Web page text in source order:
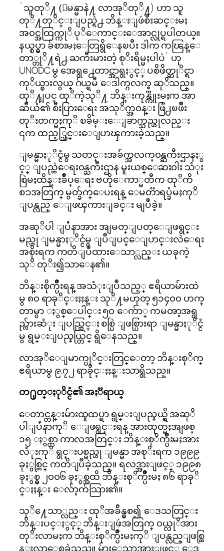
`သူတုိ႔ (ျမန္မာနဲ႔ လာအုိတုိ႔) ဟာ သူ
တုိ႔တုိင္းျပည္ရဲ႕ ဘိန္းျဖဴစီးဆင္းမႈ
အ၀င္အထြက္ကုိ ပုိေကာင္းေအာင္လုပ္ရပါတယ္။
နယ္စပ္မွာ ခ်စားမႈေတြရွိေနၿပီး ဒါက ကၽြန္ေ
တာ္တုိ႔ရဲ႕ ႀကီးမားတဲ့ စုိးရိမ္မႈပါပဲ´ ဟု
UNODC မွ အေရွ႕ေတာင္အာရွႏွင့္ ပစိဖိတ္ဆုိင္ရာ
ကုိယ္စားလွယ္ ဂ်ယ္ရမီ ေဒါက္ဂလက္စ္က ဆုိသည္။
ထုိ႔ျပင္ ထုိကဲ့သုိ႔ ဘိန္းကုန္ကူးမႈက အာ
ဆီယံ၏ စီးပြားေရး အသုိက္အ၀န္း ဖြံ႕ၿဖိဳး
တုိးတက္မႈကုိ ၿခိမ္းေျခာက္သည္ဟုလည္း
၎က ထည့္သြင္းေျပာၾကားခဲ့သည္။
ျမန္မာႏုိင္ငံမွ သတင္းအခ်က္အလက္၀န္ႀကီးဌာနႏွ
င့္ ျပည္ထဲေရး၀န္ႀကီးဌာန မူးယစ္ေဆး၀ါး သံုး
စြဲမႈထိန္းခ်ဳပ္ေရး ဗဟိုေကာ္မတီက ထုိကိ
စၥအတြက္ မွတ္ခ်က္ေပးရန္ ေမတၱာရပ္ခံမႈကုိ
ျပန္လည္ ေျဖၾကားျခင္း မျပဳခဲ့။
အဆုိပါ ျပႆနာအား အျမတ္ျပတ္ေျဖရွင္း
မည္ဟု ျမန္မာႏုိင္ငံမွ ျပဳျပင္ေျပာင္းလဲေရး
အစိုးရက ကတိျပဳထားေသာ္လည္း ယခုကဲ့
သုိ တုိး၍သာေန၏။
ဘိန္းစိုက္ပ်ိဳးရန္ အသံုးျပဳသည့္ ဧရိယာမ်ားထဲ
မွ ၈၀ ရာခုိင္းႏႈန္း သုိ႔မဟုတ္ ၅၁၄၀၀ ဟက္
တာမွာ ႏွစ္ေပါင္း ၅၀ ေက်ာ္ ကမၻာ့အရွ
ည္လ်ားဆံုး ျပည္တြင္း စစ္ပြဲ ျဖစ္ပြားရာ ျမန္မာႏုိင္ငံ
မွ ရွမ္းျပည္နယ္တြင္ ရွိေနသည္။
လာအုိေျမာက္ပုိင္းတြင္ေတာ့ ဘိန္းစုိက္
ဧရိယာမွ ၉.၇၂ ရာခိုင္ႏႈန္းသာရွိသည္။
တ႐ုတ္ႏုိင္ငံ၏ အႏၱရာယ္
ေတာင္တန္းမ်ားထူထပ္ရာ ရွမ္းျပည္နယ္ရွိ အဆုိ
ပါျပႆနာကုိ ေျဖရွင္းရန္ အားထုတ္မႈအျဖစ္
၁၅ ႏွစ္တာ ကာလအတြင္း ဘိန္းစုိက္ပ်ိဳးမႈအား
လံုးကုိ ရွင္းပစ္မည္ဟု ျမန္မာ အစုိးရက ၁၉၉၉
ခုႏွစ္တြင္ ကတိျပဳခဲ့သည္။ ရလဒ္အားျဖင့္ ၁၉၉၈
ခုႏွစ္မွ ၂၀၀၆ ခုႏွစ္အထိ ဘိန္းစုိက္ပ်ိဳးမႈ ၈၆ ရာခုိ
င္ႏႈန္း ေလ်ာ့က်သြား၏။
သုိ႔ေသာ္လည္း ထုိအခ်ိန္မွစ၍ ေဒသတြင္း
ဘိန္းပင္ႏွင့္ ဘိန္းျဖဴအတြက္ ၀ယ္လုိအား
တုိးလာမႈက ဘိန္းစုိက္ပ်ိဳးမႈကုိ ျပန္လည္ျဖစ္ထြ
န္းလာေစခဲ့သည္။ မ်ားေသာအားျဖင့္ ေဒ